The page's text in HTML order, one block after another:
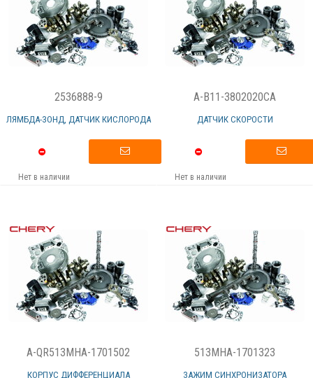
2536888-9
ЛЯМБДА-ЗОНД, ДАТЧИК КИСЛОРОДА
Нет в наличии
A-B11-3802020CA
ДАТЧИК СКОРОСТИ
Нет в наличии
A-QR513MHA-1701502
КОРПУС ДИФФЕРЕНЦИАЛА
513MHA-1701323
ЗАЖИМ СИНХРОНИЗАТОРА